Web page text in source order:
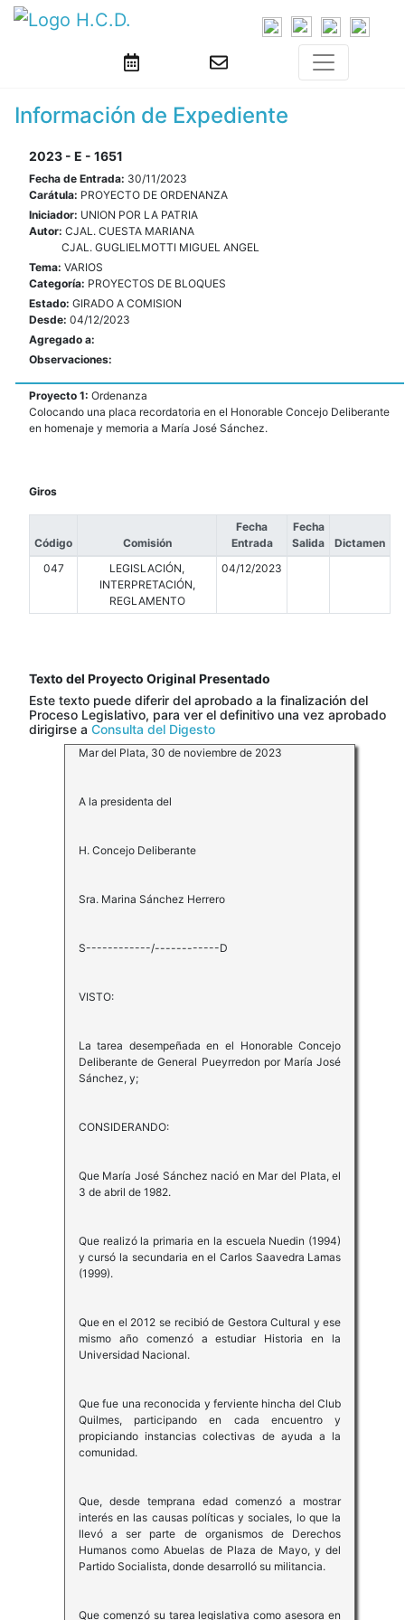
Información de Expediente
2023 - E - 1651
Fecha de Entrada: 30/11/2023
Carátula: PROYECTO DE ORDENANZA
Iniciador: UNION POR LA PATRIA
Autor: CJAL. CUESTA MARIANA
CJAL. GUGLIELMOTTI MIGUEL ANGEL
Tema: VARIOS
Categoría: PROYECTOS DE BLOQUES
Estado: GIRADO A COMISION
Desde: 04/12/2023
Agregado a:
Observaciones:
Proyecto 1: Ordenanza
Colocando una placa recordatoria en el Honorable Concejo Deliberante
en homenaje y memoria a María José Sánchez.
Giros
Código Comisión
Fecha
Entrada
Fecha
Salida
Dictamen
047
LEGISLACIÓN,
INTERPRETACIÓN,
REGLAMENTO
04/12/2023
Texto del Proyecto Original Presentado
Este texto puede diferir del aprobado a la finalización del
Proceso Legislativo, para ver el definitivo una vez aprobado
dirigirse a Consulta del Digesto
Mar del Plata, 30 de noviembre de 2023
A la presidenta del
H. Concejo Deliberante
Sra. Marina Sánchez Herrero
S------------/------------D
VISTO:
La tarea desempeñada en el Honorable Concejo
Deliberante de General Pueyrredon por María José
Sánchez, y;
CONSIDERANDO:
Que María José Sánchez nació en Mar del Plata, el
3 de abril de 1982.
Que realizó la primaria en la escuela Nuedin (1994)
y cursó la secundaria en el Carlos Saavedra Lamas
(1999).
Que en el 2012 se recibió de Gestora Cultural y ese
mismo año comenzó a estudiar Historia en la
Universidad Nacional.
Que fue una reconocida y ferviente hincha del Club
Quilmes, participando en cada encuentro y
propiciando instancias colectivas de ayuda a la
comunidad.
Que, desde temprana edad comenzó a mostrar
interés en las causas políticas y sociales, lo que la
llevó a ser parte de organismos de Derechos
Humanos como Abuelas de Plaza de Mayo, y del
Partido Socialista, donde desarrolló su militancia.
Que comenzó su tarea legislativa como asesora en